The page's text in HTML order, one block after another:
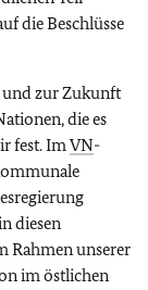
die Beschlüsse
und zur Zukunft
die es
fest. ImVN-
diesen
Rahmen unserer
im östlichen